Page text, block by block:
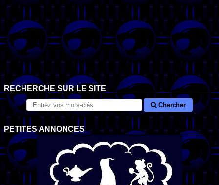
RECHERCHE SUR LE SITE
Chercher
PETITES ANNONCES